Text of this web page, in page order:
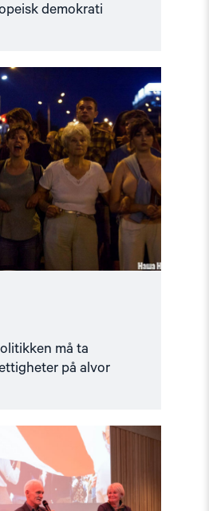
demokrati
må ta
på alvor
"Utviklingspolitikken
må
ta
menneskerettigheter
på
alvor"
article
"Kampen
for
et
fritt